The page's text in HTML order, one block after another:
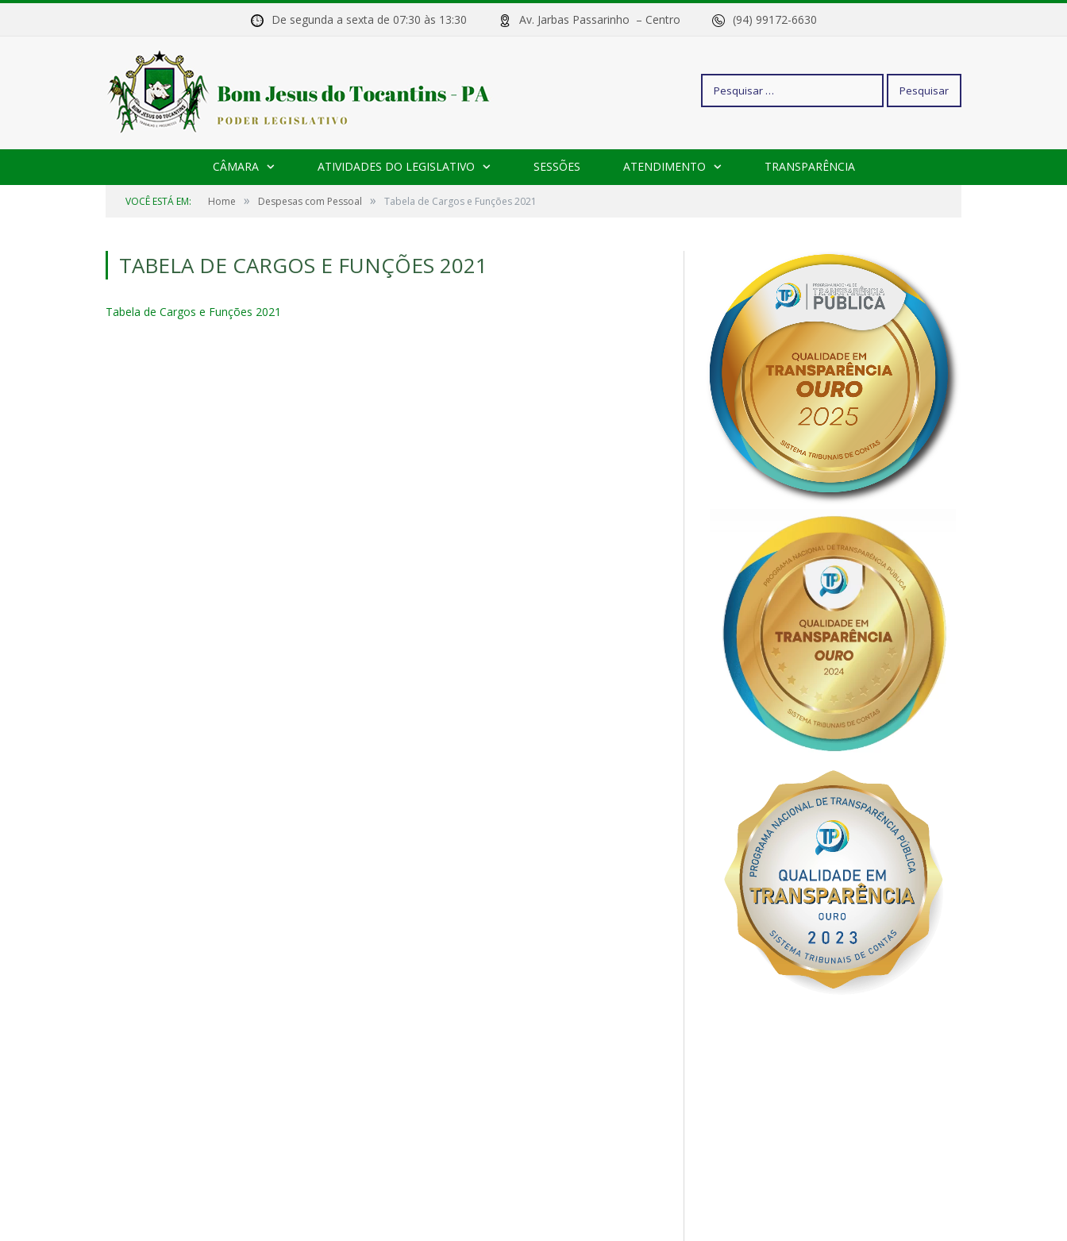
De segunda a sexta de 07:30 às 13:30 Av. Jarbas Passarinho – Centro (94) 99172-6630
Pesquisar
CÂMARA ATIVIDADES DO LEGISLATIVO SESSÕES ATENDIMENTO TRANSPARÊNCIA
VOCÊ ESTÁ EM: Home » Despesas com Pessoal » Tabela de Cargos e Funções 2021
TABELA DE CARGOS E FUNÇÕES 2021
Tabela de Cargos e Funções 2021